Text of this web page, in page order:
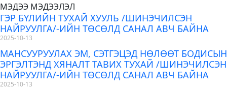
МЭДЭЭ МЭДЭЭЛЭЛ
ГЭР БҮЛИЙН ТУХАЙ ХУУЛЬ /ШИНЭЧИЛСЭН
НАЙРУУЛГА/-ИЙН ТӨСӨЛД САНАЛ АВЧ БАЙНА
2025-10-13
МАНСУУРУУЛАХ ЭМ, СЭТГЭЦЭД НӨЛӨӨТ БОДИСЫН
ЭРГЭЛТЭНД ХЯНАЛТ ТАВИХ ТУХАЙ /ШИНЭЧИЛСЭН
НАЙРУУЛГА/-ИЙН ТӨСӨЛД САНАЛ АВЧ БАЙНА
2025-10-13